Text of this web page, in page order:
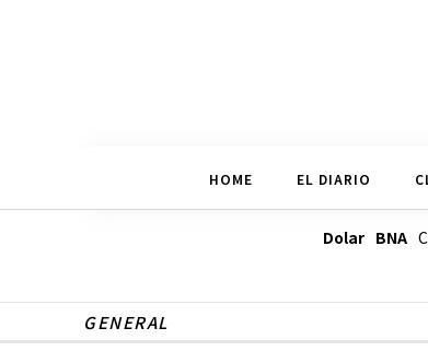
HOME EL DIARIO
Dolar BNA
GENERAL